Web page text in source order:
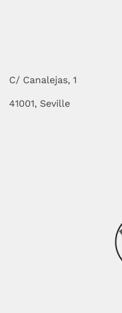
C/ Canalejas, 1
41001, Seville